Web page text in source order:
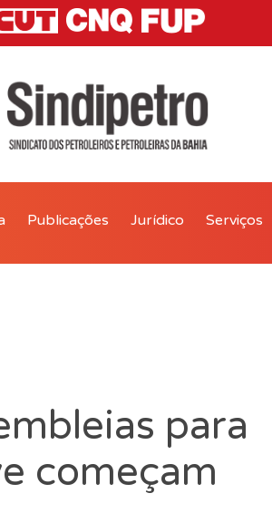
Publicações Jurídico Serviços
para
começam